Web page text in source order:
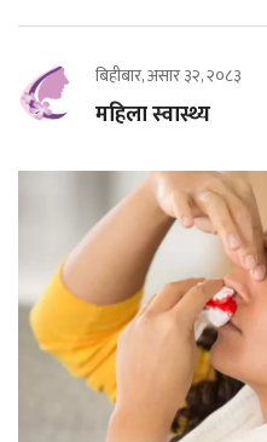
बिहीबार, असार ३२, २०८३
महिला स्वास्थ्य